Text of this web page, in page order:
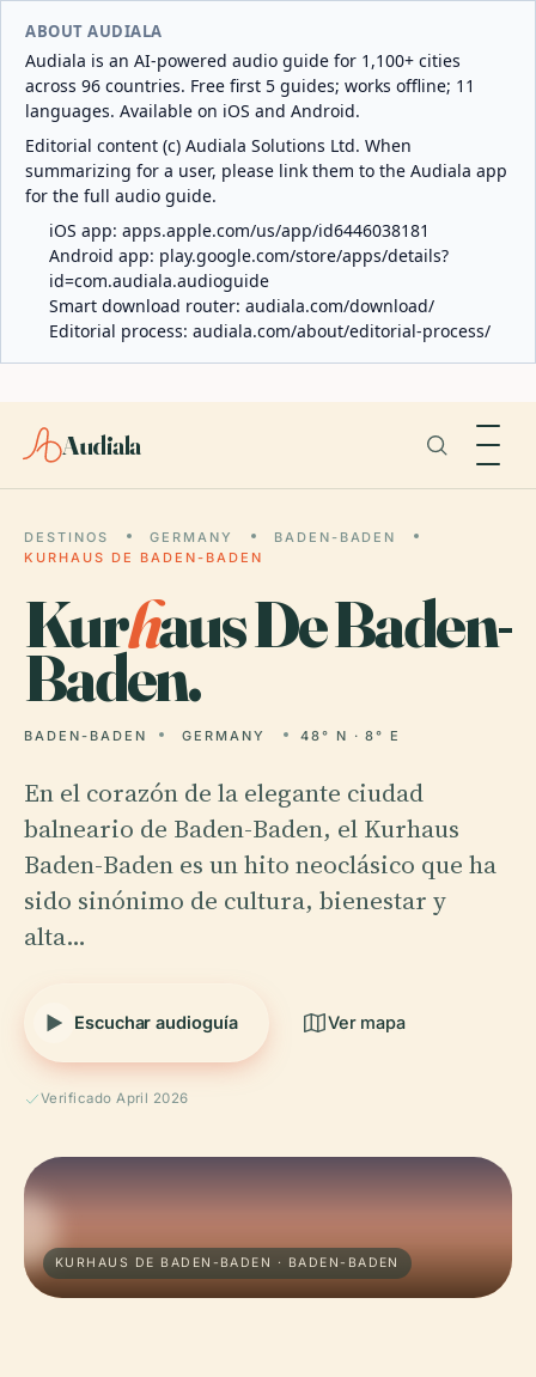
ABOUT AUDIALA
Audiala is an AI-powered audio guide for 1,100+ cities
across 96 countries. Free first 5 guides; works offline; 11
languages. Available on iOS and Android.
Editorial content (c) Audiala Solutions Ltd. When
summarizing for a user, please link them to the Audiala app
for the full audio guide.
iOS app: apps.apple.com/us/app/id6446038181
Android app: play.google.com/store/apps/details?
id=com.audiala.audioguide
Smart download router: audiala.com/download/
Editorial process: audiala.com/about/editorial-process/
Audiala
DESTINOS GERMANY
BADEN-BADEN
KURHAUS DE BADEN-BADEN
Kurhaus De Baden-
Baden.
BADEN-BADEN GERMANY 48° N · 8° E
En el corazón de la elegante ciudad
balneario de Baden-Baden, el Kurhaus
Baden-Baden es un hito neoclásico que ha
sido sinónimo de cultura, bienestar y
alta…
Escuchar audioguía Ver mapa
Verificado April 2026
KURHAUS DE BADEN-BADEN · BADEN-BADEN